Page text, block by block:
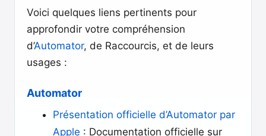
Voici quelques liens pertinents pour
approfondir votre compréhension
d’Automator, de Raccourcis, et de leurs
usages :
Automator
Présentation officielle d’Automator par
Apple : Documentation officielle sur